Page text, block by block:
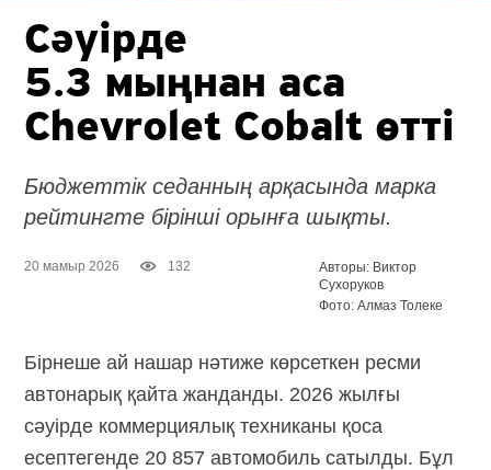
Сәуірде
5.3 мыңнан аса
Chevrolet Cobalt өтті
Бюджеттік седанның арқасында марка
рейтингте бірінші орынға шықты.
20 мамыр 2026 132
Авторы: Виктор
Сухоруков
Фото: Алмаз Толеке
Бірнеше ай нашар нәтиже көрсеткен ресми
автонарық қайта жанданды. 2026 жылғы
сәуірде коммерциялық техниканы қоса
есептегенде 20 857 автомобиль сатылды. Бұл